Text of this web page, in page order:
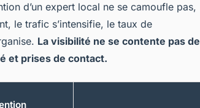
d’un expert local ne se camoufle pas,
le trafic s’intensifie, le taux de
La visibilité ne se contente pas de
et prises de contact.